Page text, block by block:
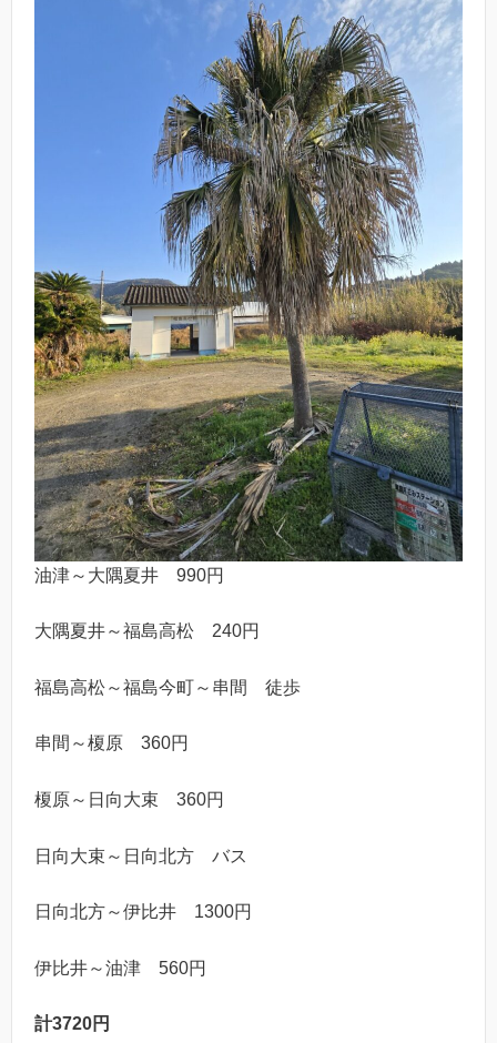
油津～大隅夏井 990円
大隅夏井～福島高松 240円
福島高松～福島今町～串間 徒歩
串間～榎原 360円
榎原～日向大束 360円
日向大束～日向北方 バス
日向北方～伊比井 1300円
伊比井～油津 560円
計3720円